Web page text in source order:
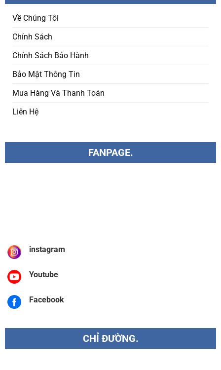
Về Chúng Tôi
Chính Sách
Chính Sách Bảo Hành
Bảo Mật Thông Tin
Mua Hàng Và Thanh Toán
Liên Hệ
FANPAGE.
instagram
Youtube
Facebook
CHỈ ĐƯỜNG.